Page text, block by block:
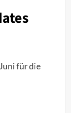
für die